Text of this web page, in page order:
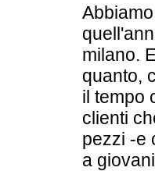
milano.
quanto,
il tempo
clienti
pezzi -e
a